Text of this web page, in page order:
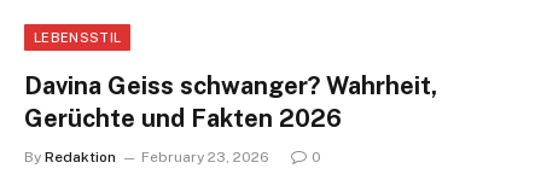
LEBENSSTIL
Davina Geiss schwanger? Wahrheit,
Gerüchte und Fakten 2026
By Redaktion February 23, 2026 0